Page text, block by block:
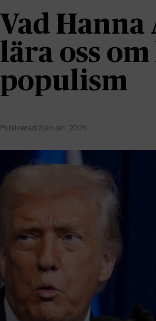
Vad
lära oss
populism
Publicerad 2 januari, 2026